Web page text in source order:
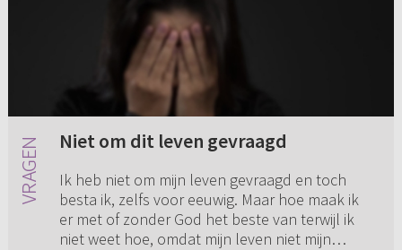
Niet om dit leven gevraagd
Ik heb niet om mijn leven gevraagd en toch
besta ik, zelfs voor eeuwig. Maar hoe maak ik
er met of zonder God het beste van terwijl ik
niet weet hoe, omdat mijn leven niet mijn